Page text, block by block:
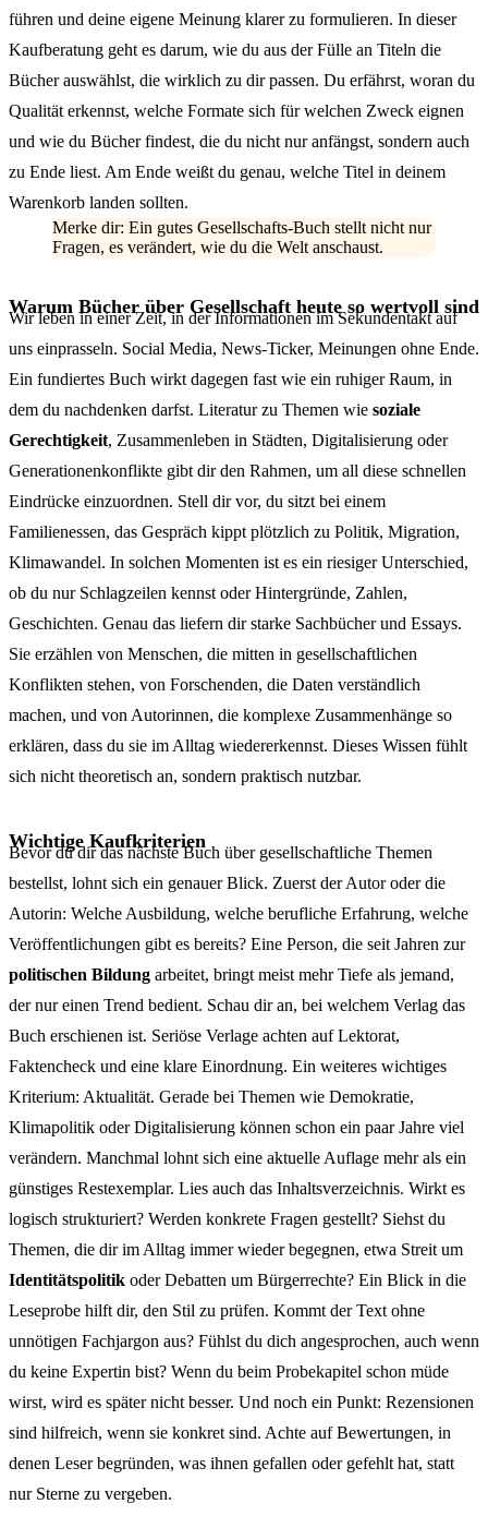
führen und deine eigene Meinung klarer zu formulieren. In dieser
Kaufberatung geht es darum, wie du aus der Fülle an Titeln die
Bücher auswählst, die wirklich zu dir passen. Du erfährst, woran du
Qualität erkennst, welche Formate sich für welchen Zweck eignen
und wie du Bücher findest, die du nicht nur anfängst, sondern auch
zu Ende liest. Am Ende weißt du genau, welche Titel in deinem
Warenkorb landen sollten.
Merke dir: Ein gutes Gesellschafts-Buch stellt nicht nur
Fragen, es verändert, wie du die Welt anschaust.
Warum Bücher über Gesellschaft heute so wertvoll sind
Wir leben in einer Zeit, in der Informationen im Sekundentakt auf
uns einprasseln. Social Media, News-Ticker, Meinungen ohne Ende.
Ein fundiertes Buch wirkt dagegen fast wie ein ruhiger Raum, in
dem du nachdenken darfst. Literatur zu Themen wie soziale
Gerechtigkeit, Zusammenleben in Städten, Digitalisierung oder
Generationenkonflikte gibt dir den Rahmen, um all diese schnellen
Eindrücke einzuordnen. Stell dir vor, du sitzt bei einem
Familienessen, das Gespräch kippt plötzlich zu Politik, Migration,
Klimawandel. In solchen Momenten ist es ein riesiger Unterschied,
ob du nur Schlagzeilen kennst oder Hintergründe, Zahlen,
Geschichten. Genau das liefern dir starke Sachbücher und Essays.
Sie erzählen von Menschen, die mitten in gesellschaftlichen
Konflikten stehen, von Forschenden, die Daten verständlich
machen, und von Autorinnen, die komplexe Zusammenhänge so
erklären, dass du sie im Alltag wiedererkennst. Dieses Wissen fühlt
sich nicht theoretisch an, sondern praktisch nutzbar.
Wichtige Kaufkriterien
Bevor du dir das nächste Buch über gesellschaftliche Themen
bestellst, lohnt sich ein genauer Blick. Zuerst der Autor oder die
Autorin: Welche Ausbildung, welche berufliche Erfahrung, welche
Veröffentlichungen gibt es bereits? Eine Person, die seit Jahren zur
politischen Bildung arbeitet, bringt meist mehr Tiefe als jemand,
der nur einen Trend bedient. Schau dir an, bei welchem Verlag das
Buch erschienen ist. Seriöse Verlage achten auf Lektorat,
Faktencheck und eine klare Einordnung. Ein weiteres wichtiges
Kriterium: Aktualität. Gerade bei Themen wie Demokratie,
Klimapolitik oder Digitalisierung können schon ein paar Jahre viel
verändern. Manchmal lohnt sich eine aktuelle Auflage mehr als ein
günstiges Restexemplar. Lies auch das Inhaltsverzeichnis. Wirkt es
logisch strukturiert? Werden konkrete Fragen gestellt? Siehst du
Themen, die dir im Alltag immer wieder begegnen, etwa Streit um
Identitätspolitik oder Debatten um Bürgerrechte? Ein Blick in die
Leseprobe hilft dir, den Stil zu prüfen. Kommt der Text ohne
unnötigen Fachjargon aus? Fühlst du dich angesprochen, auch wenn
du keine Expertin bist? Wenn du beim Probekapitel schon müde
wirst, wird es später nicht besser. Und noch ein Punkt: Rezensionen
sind hilfreich, wenn sie konkret sind. Achte auf Bewertungen, in
denen Leser begründen, was ihnen gefallen oder gefehlt hat, statt
nur Sterne zu vergeben.